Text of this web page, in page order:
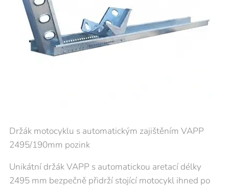
Držák motocyklu s automatickým zajištěním VAPP
2495/190mm pozink
Unikátní držák VAPP s automatickou aretací délky
2495 mm bezpečně přidrží stojící motocykl ihned po